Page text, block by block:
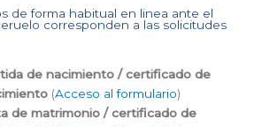
de forma habitual en linea ante el
corresponden a las solicitudes
de nacimiento / certificado de
(Acceso al formulario)
de matrimonio / certificado de